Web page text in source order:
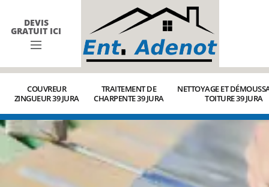
DEVIS
GRATUIT ICI
COUVREUR
ZINGUEUR 39 JURA
TRAITEMENT DE
CHARPENTE 39 JURA
NETTOYAGE ET
TOITURE 39 JURA